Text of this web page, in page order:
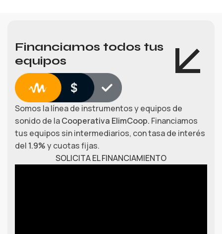
Financiamos todos tus
equipos
Somos la línea de instrumentos y equipos de
sonido de laCooperativa ElimCoop. Financiamos
tus equipos sin intermediarios, con tasa de interés
del 1.9%y cuotas fijas.
SOLICITA EL FINANCIAMIENTO